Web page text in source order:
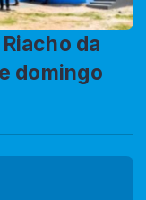
da
domingo